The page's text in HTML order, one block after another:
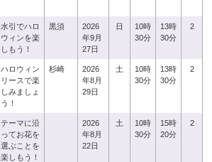
水引でハロ
ウィンを楽
しもう！
黒須
2026
年9月
27日
日
10時
30分
13時
30分
2
ハロウィン
リースで楽
しみましょ
う！
杉崎
2026
年8月
29日
土
10時
30分
13時
30分
2
テーマに沿
ってお花を
選ぶことを
楽しもう！
2026
年8月
22日
土
10時
30分
15時
20分
2